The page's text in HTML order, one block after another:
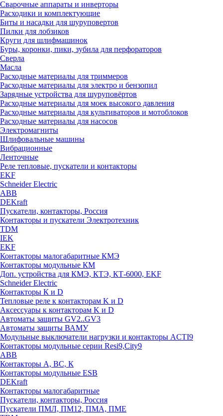
Сварочные аппараты и инверторы
Расходики и комплектующие
Биты и насадки для шуруповертов
Пилки для лобзиков
Круги для шлифмашинок
Буры, коронки, пики, зубила для перфораторов
Сверла
Масла
Расходные материалы для триммеров
Расходные материалы для электро и бензопил
Зарядные устройства для шуруповёртов
Расходные материалы для моек высокого давления
Расходные материалы для культиваторов и мотоблоков
Расходные материалы для насосов
Электромагниты
Шлифовальные машины
Вибрационные
Ленточные
Реле тепловые, пускатели и контакторы
EKF
Schneider Electric
ABB
DEKraft
Пускатели, контакторы, Россия
Контакторы и пускатели Электротехник
TDM
IEK
EKF
Контакторы малогабаритные КМЭ
Контакторы модульные КМ
Доп. устройства для КМЭ, КТЭ, КТ-6000, EKF
Schneider Electric
Контакторы К и D
Тепловые реле к контакторам K и D
Аксессуары к контакторам K и D
Автоматы защиты GV2..GV3
Автоматы защиты ВАМУ
Модульные выключатели нагрузки и контакторы ACTI9
Контакторы модульные серии Resi9,City9
ABB
Контакторы А, ВС, К
Контакторы модульные ESB
DEKraft
Контакторы малогабаритные
Пускатели, контакторы, Россия
Пускатели ПМЛ, ПМ12, ПМА, ПМЕ